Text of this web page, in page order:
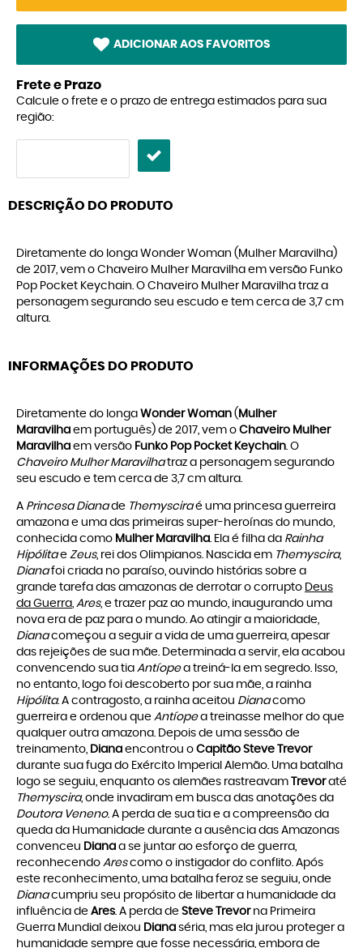
ADICIONAR AOS FAVORITOS
Frete e Prazo
Calcule o frete e o prazo de entrega estimados para sua
região:
DESCRIÇÃO DO PRODUTO
Diretamente do longa Wonder Woman (Mulher Maravilha)
de 2017, vem o Chaveiro Mulher Maravilha em versão Funko
Pop Pocket Keychain. O Chaveiro Mulher Maravilha traz a
personagem segurando seu escudo e tem cerca de 3,7 cm
altura.
INFORMAÇÕES DO PRODUTO
Diretamente do longa Wonder Woman ( Mulher
Maravilha em português) de 2017, vem o Chaveiro Mulher
Maravilha em versão Funko Pop Pocket Keychain. O
Chaveiro Mulher Maravilhatraz a personagem segurando
seu escudo e tem cerca de 3,7 cm altura.
A Princesa Dianade Themysciraé uma princesa guerreira
amazona e uma das primeiras super-heroínas do mundo,
conhecida como Mulher Maravilha. Ela é filha da Rainha
Hipólitae Zeus, rei dos Olimpianos. Nascida em Themyscira,
Dianafoi criada no paraíso, ouvindo histórias sobre a
grande tarefa das amazonas de derrotar o corrupto Deus
da Guerra, Ares, e trazer paz ao mundo, inaugurando uma
nova era de paz para o mundo. Ao atingir a maioridade,
Dianacomeçou a seguir a vida de uma guerreira, apesar
das rejeições de sua mãe. Determinada a servir, ela acabou
convencendo sua tia Antíopea treiná-la em segredo. Isso,
no entanto, logo foi descoberto por sua mãe, a rainha
Hipólita. A contragosto, a rainha aceitou Dianacomo
guerreira e ordenou que Antíopea treinasse melhor do que
qualquer outra amazona. Depois de uma sessão de
treinamento, Diana encontrou o Capitão Steve Trevor
durante sua fuga do Exército Imperial Alemão. Uma batalha
logo se seguiu, enquanto os alemães rastreavam
Trevoraté
Themyscira, onde invadiram em busca das anotações da
Doutora Veneno. A perda de sua tia e a compreensão da
queda da Humanidade durante a ausência das Amazonas
convenceu Diana a se juntar ao esforço de guerra,
reconhecendo Arescomo o instigador do conflito. Após
este reconhecimento, uma batalha feroz se seguiu, onde
Dianacumpriu seu propósito de libertar a humanidade da
influência de Ares. A perda de Steve Trevorna Primeira
Guerra Mundial deixou Diana séria, mas ela jurou proteger a
humanidade sempre que fosse necessária, embora de